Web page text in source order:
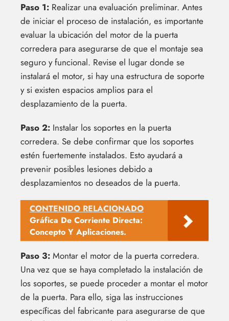
Paso 1: Realizar una evaluación preliminar. Antes
de iniciar el proceso de instalación, es importante
evaluar la ubicación del motor de la puerta
corredera para asegurarse de que el montaje sea
seguro y funcional. Revise el lugar donde se
instalará el motor, si hay una estructura de soporte
y si existen espacios amplios para el
desplazamiento de la puerta.
Paso 2: Instalar los soportes en la puerta
corredera. Se debe confirmar que los soportes
estén fuertemente instalados. Esto ayudará a
prevenir posibles lesiones debido a
desplazamientos no deseados de la puerta.
CONTENIDO RELACIONADO
Gráfica De Corriente Directa:
Concepto Y Aplicaciones.
Paso 3: Montar el motor de la puerta corredera.
Una vez que se haya completado la instalación de
los soportes, se puede proceder a montar el motor
de la puerta. Para ello, siga las instrucciones
específicas del fabricante para asegurarse de que